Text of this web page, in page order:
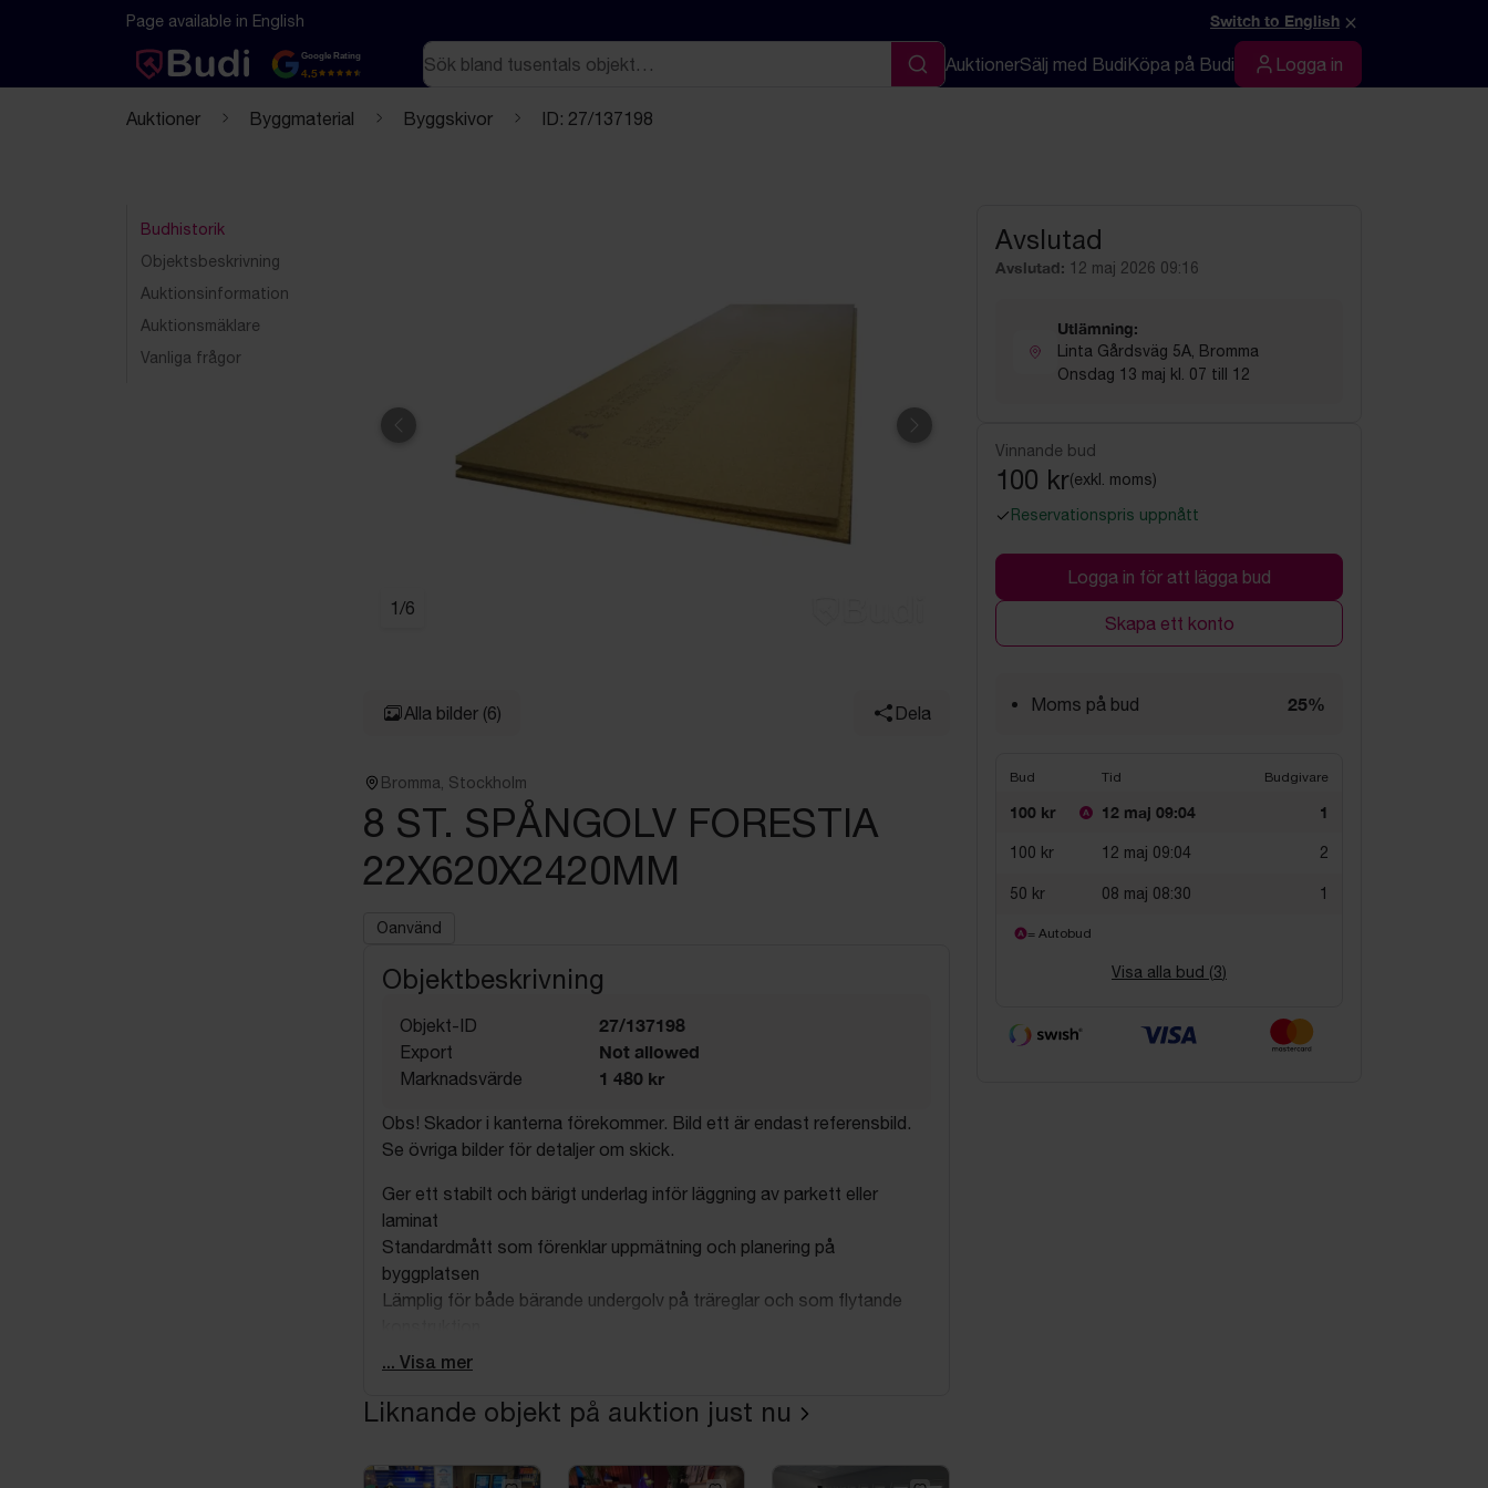
Hoppa till innehåll
Textbaserad (markdown) version av denna sida
Page available in English Switch to English ×
Google Rating
4.5
Sök
Sök
AuktionerSälj med BudiKöpa på Budi Logga in
Logga in
Auktioner Byggmaterial Byggskivor ID: 27/137198
Budhistorik
Objektsbeskrivning
Auktionsinformation
Auktionsmäklare
Vanliga frågor
Föregående Nästa
1 /6
Alla bilder (6) Dela
Bromma, Stockholm
8 ST. SPÅNGOLV FORESTIA
22X620X2420MM
Oanvänd
Objektbeskrivning
Objekt-ID 27/137198
Export Not allowed
Marknadsvärde 1 480 kr
Obs! Skador i kanterna förekommer. Bild ett är endast referensbild.
Se övriga bilder för detaljer om skick.
Ger ett stabilt och bärigt underlag inför läggning av parkett eller
laminat
Standardmått som förenklar uppmätning och planering på
byggplatsen
Lämplig för både bärande undergolv på träreglar och som flytande
Enklare hantering vid rätt lagring tack vare plana, rejäla skivor
uppbyggnad av bärande undergolv på träreglar eller som flytande
underlag innan du lägger parkett, laminat eller liknande. Skivorna ger
... Visa mer
Liknande objekt på auktion just nu
Avslutad
Avslutad: 12 maj 2026 09:16
Utlämning:
Linta Gårdsväg 5A, Bromma
Onsdag 13 maj kl. 07 till 12
Vinnande bud
100 kr(exkl. moms)
Reservationspris uppnått
Logga in för att lägga bud
Skapa ett konto
Moms på bud 25%
Bud Tid Budgivare
100 kr 12 maj 09:04 1
100 kr 12 maj 09:04 2
50 kr 08 maj 08:30 1
= Autobud
Visa alla bud (3)